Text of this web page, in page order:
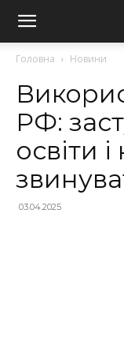
Головна Новини
РФ:
освіти
03.04.2025